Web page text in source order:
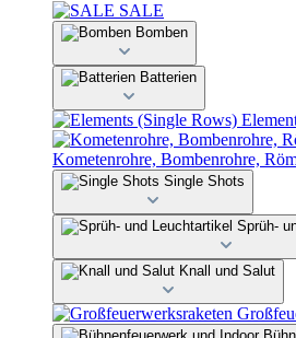
SALE
Bomben
Batterien
Kometenrohre, Bombenrohre,
Single Shots
Sprüh-
Knall und Salut